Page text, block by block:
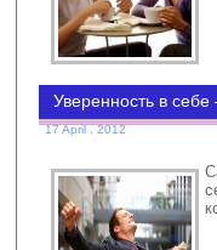
Уверенность в себе
17 April , 2012